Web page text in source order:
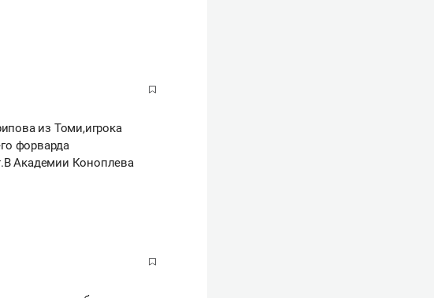
из Томи,игрока
форварда
Академии Коноплева